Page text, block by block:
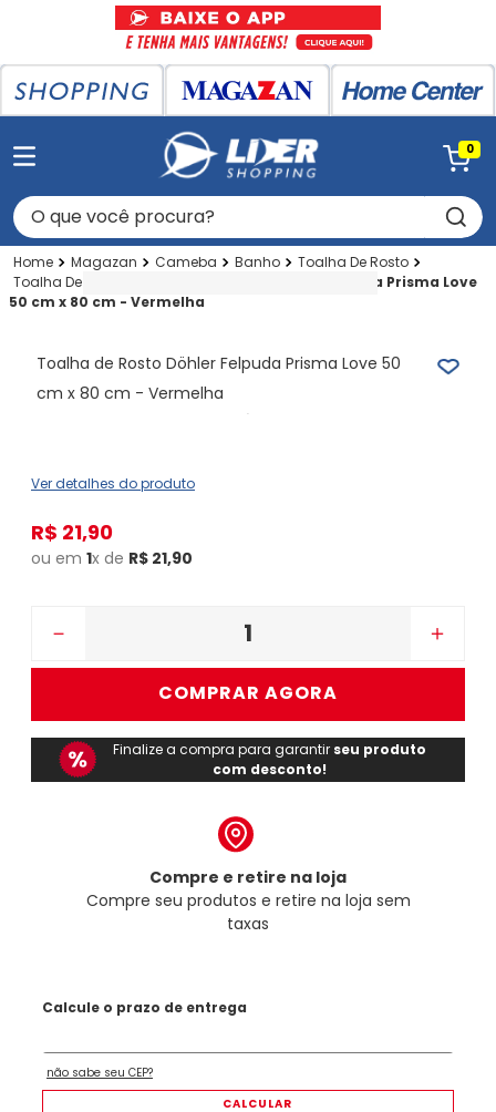
0
O que você procura?
Magazan Cameba Banho
Toalha De Rosto
Toalha De Rosto
Toalha de Rosto Döhler Felpuda Prisma Love
50 cm x 80 cm - Vermelha
Toalha de Rosto Döhler Felpuda Prisma Love 50
cm x 80 cm - Vermelha
Ver detalhes do produto
R$ 21,90
ou em 1x de R$ 21,90
＋
－
COMPRAR AGORA
Finalize a compra para garantir seu produto
com desconto!
Compre e retire na loja
Compre seu produtos e retire na loja sem
taxas